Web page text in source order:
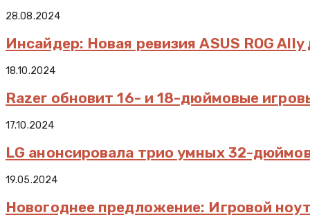
28.08.2024
Инсайдер: Новая ревизия ASUS ROG
18.10.2024
Razer обновит 16- и 18-дюймовые
17.10.2024
LG анонсировала трио умных 32-
19.05.2024
Новогоднее предложение: Игровой